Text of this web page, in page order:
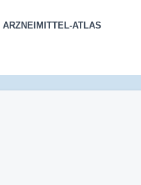
ARZNEIMITTEL-ATLAS